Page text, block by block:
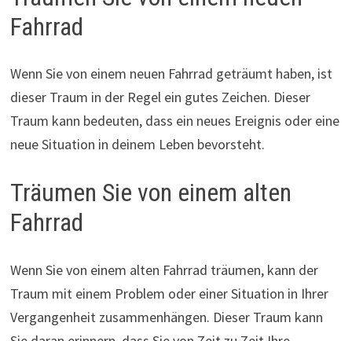
Fahrrad
Wenn Sie von einem neuen Fahrrad geträumt haben, ist
dieser Traum in der Regel ein gutes Zeichen. Dieser
Traum kann bedeuten, dass ein neues Ereignis oder eine
neue Situation in deinem Leben bevorsteht.
Träumen Sie von einem alten
Fahrrad
Wenn Sie von einem alten Fahrrad träumen, kann der
Traum mit einem Problem oder einer Situation in Ihrer
Vergangenheit zusammenhängen. Dieser Traum kann